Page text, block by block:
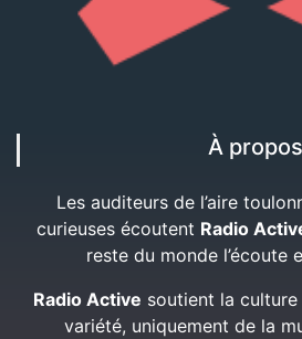
À propos
Les auditeurs de l’aire
curieuses écoutent Radio
reste du monde l’écoute
Radio Active soutient la
variété, uniquement de la